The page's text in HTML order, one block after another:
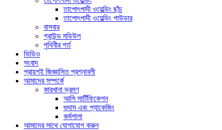
তাপোৎপাদী ওয়েল্ডিং ছাঁচ
তাপোৎপাদী ওয়েল্ডিং পাউডার
বাসবার
গ্রাউন্ড মডিউল
পৃথিবীর গর্ত
ভিডিও
সংবাদ
প্রায়শই জিজ্ঞাসিত প্রশ্নাবলী
আমাদের সম্পর্কে
কারখানা ভ্রমণ
আলি সার্টিফিকেশন
গুদাম এবং প্যাকেজিং
কর্মশালা
আমাদের সাথে যোগাযোগ করুন